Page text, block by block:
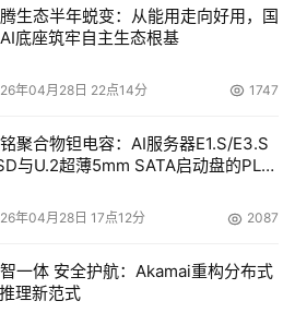
携手合作
布将与内容管理软件开发商
合了前者的KOMworx循规与存档软
生态半年蜕变：从能用走向好用，国
底座筑牢自主生态根基
年04月28日 22点14分 1747
聚合物钽电容：AI服务器E1.S/E3.S
与U.2超薄5mm SATA启动盘的PLP
年04月28日 17点12分 2087
一体 安全护航：Akamai重构分布式
理新范式